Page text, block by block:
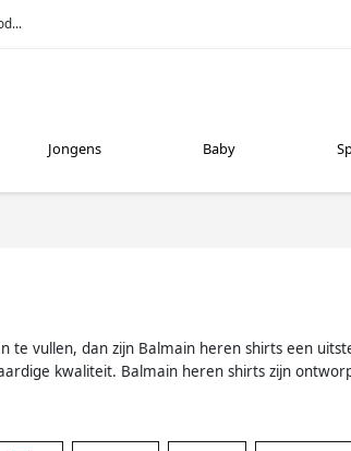
Jongens Baby
vullen, dan zijn Balmain heren shirts een
kwaliteit. Balmain heren shirts zijn